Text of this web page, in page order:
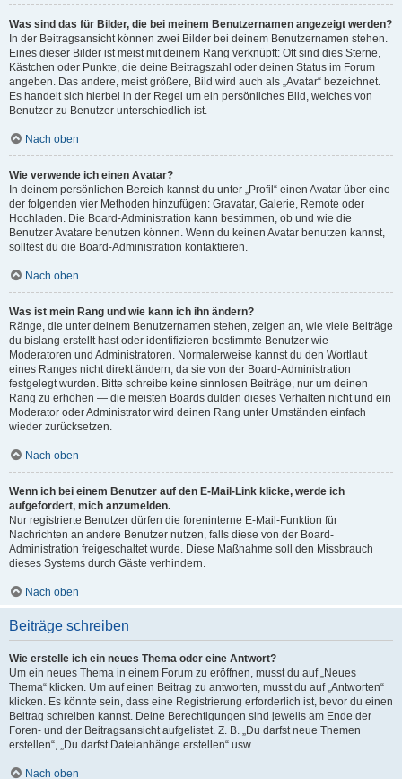
Was sind das für Bilder, die bei meinem Benutzernamen angezeigt werden?
In der Beitragsansicht können zwei Bilder bei deinem Benutzernamen stehen.
Eines dieser Bilder ist meist mit deinem Rang verknüpft: Oft sind dies Sterne,
Kästchen oder Punkte, die deine Beitragszahl oder deinen Status im Forum
angeben. Das andere, meist größere, Bild wird auch als „Avatar“ bezeichnet.
Es handelt sich hierbei in der Regel um ein persönliches Bild, welches von
Benutzer zu Benutzer unterschiedlich ist.
Nach oben
Wie verwende ich einen Avatar?
In deinem persönlichen Bereich kannst du unter „Profil“ einen Avatar über eine
der folgenden vier Methoden hinzufügen: Gravatar, Galerie, Remote oder
Hochladen. Die Board-Administration kann bestimmen, ob und wie die
Benutzer Avatare benutzen können. Wenn du keinen Avatar benutzen kannst,
solltest du die Board-Administration kontaktieren.
Nach oben
Was ist mein Rang und wie kann ich ihn ändern?
Ränge, die unter deinem Benutzernamen stehen, zeigen an, wie viele Beiträge
du bislang erstellt hast oder identifizieren bestimmte Benutzer wie
Moderatoren und Administratoren. Normalerweise kannst du den Wortlaut
eines Ranges nicht direkt ändern, da sie von der Board-Administration
festgelegt wurden. Bitte schreibe keine sinnlosen Beiträge, nur um deinen
Rang zu erhöhen — die meisten Boards dulden dieses Verhalten nicht und ein
Moderator oder Administrator wird deinen Rang unter Umständen einfach
wieder zurücksetzen.
Nach oben
Wenn ich bei einem Benutzer auf den E-Mail-Link klicke, werde ich
aufgefordert, mich anzumelden.
Nur registrierte Benutzer dürfen die foreninterne E-Mail-Funktion für
Nachrichten an andere Benutzer nutzen, falls diese von der Board-
Administration freigeschaltet wurde. Diese Maßnahme soll den Missbrauch
dieses Systems durch Gäste verhindern.
Nach oben
Beiträge schreiben
Wie erstelle ich ein neues Thema oder eine Antwort?
Um ein neues Thema in einem Forum zu eröffnen, musst du auf „Neues
Thema“ klicken. Um auf einen Beitrag zu antworten, musst du auf „Antworten“
klicken. Es könnte sein, dass eine Registrierung erforderlich ist, bevor du einen
Beitrag schreiben kannst. Deine Berechtigungen sind jeweils am Ende der
Foren- und der Beitragsansicht aufgelistet. Z. B. „Du darfst neue Themen
erstellen“, „Du darfst Dateianhänge erstellen“ usw.
Nach oben